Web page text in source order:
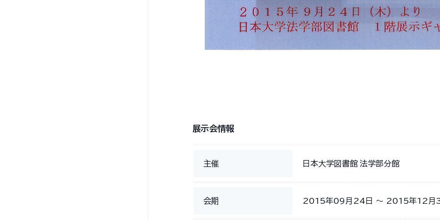
展示会情報
主催 日本大学図書館 法学部分館
会期 2015年09月24日 〜 2015年12月